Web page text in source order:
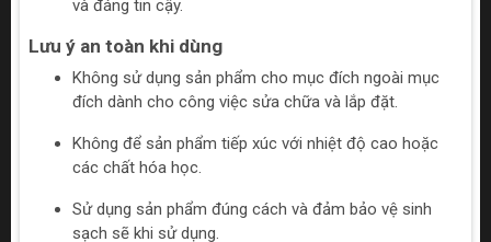
và đáng tin cậy.
Lưu ý an toàn khi dùng
Không sử dụng sản phẩm cho mục đích ngoài mục
đích dành cho công việc sửa chữa và lắp đặt.
Không để sản phẩm tiếp xúc với nhiệt độ cao hoặc
các chất hóa học.
Sử dụng sản phẩm đúng cách và đảm bảo vệ sinh
sạch sẽ khi sử dụng.